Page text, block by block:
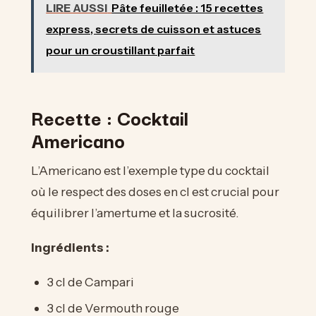
LIRE AUSSI Pâte feuilletée : 15 recettes
express, secrets de cuisson et astuces
pour un croustillant parfait
Recette : Cocktail
Americano
L’Americano est l’exemple type du cocktail
où le respect des doses en cl est crucial pour
équilibrer l’amertume et la sucrosité.
Ingrédients :
3 cl de Campari
3 cl de Vermouth rouge